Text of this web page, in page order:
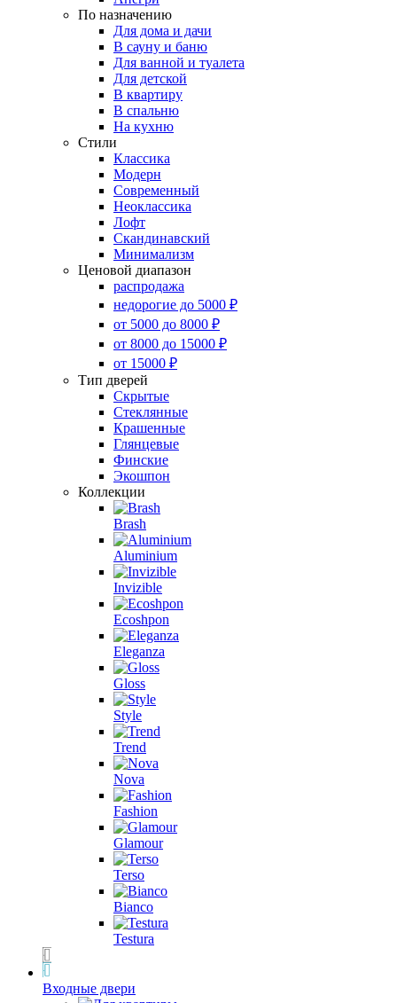
По назначению
Для дома и дачи
В сауну и баню
Для ванной и туалета
Для детской
В квартиру
В спальню
На кухню
Стили
Классика
Модерн
Современный
Неоклассика
Лофт
Скандинавский
Минимализм
Ценовой диапазон
распродажа
недорогие до 5000 ₽
от 5000 до 8000 ₽
от 8000 до 15000 ₽
от 15000 ₽
Тип дверей
Скрытые
Стеклянные
Крашенные
Глянцевые
Финские
Экошпон
Коллекции
Brash
Aluminium
Invizible
Ecoshpon
Eleganza
Gloss
Style
Trend
Nova
Fashion
Glamour
Terso
Bianco
Testura
Входные двери